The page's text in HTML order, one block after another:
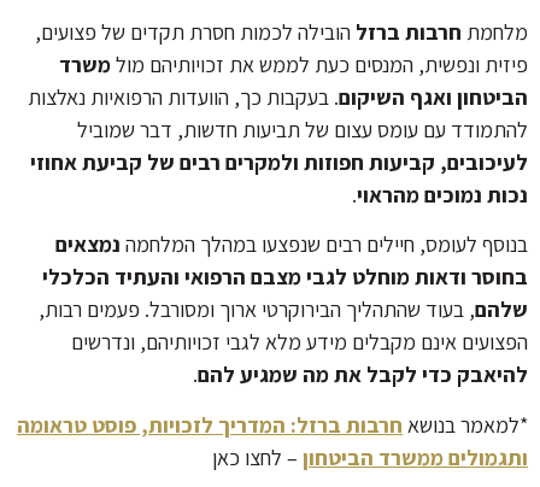
מלחמת חרבות ברזל הובילה לכמות חסרת תקדים של פצועים,
פיזית ונפשית, המנסים כעת לממש את זכויותיהם מולמשרד
הביטחון ואגף השיקום. בעקבות כך, הוועדות הרפואיות נאלצות
להתמודד עם עומס עצום של תביעות חדשות, דבר שמוביל
לעיכובים, קביעות חפוזות ולמקרים רבים של קביעת אחוזי
נכות נמוכים מהראוי.
בנוסף לעומס, חיילים רבים שנפצעו במהלך המלחמה נמצאים
בחוסר ודאות מוחלט לגבי מצבם הרפואי והעתיד הכלכלי
שלהם, בעוד שהתהליך הבירוקרטי ארוך ומסורבל. פעמים רבות,
הפצועים אינם מקבלים מידע מלא לגבי זכויותיהם, ונדרשים
להיאבק כדי לקבל את מה שמגיע להם.
*למאמר בנושא חרבות ברזל: המדריך לזכויות, פוסט טראומה
ותגמולים ממשרד הביטחון – לחצו כאן